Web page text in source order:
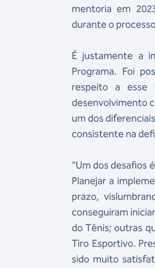
mentoria em
durante o
É justamente a
Programa. Foi
respeito a esse
desenvolvimento
um dos
consistente na
"Um dos desafios
Planejar a
prazo,
conseguiram
do Tênis; outras
Tiro Esportivo.
sido muito